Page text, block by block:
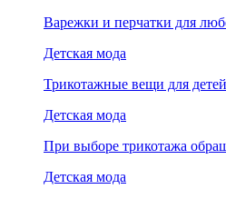
Варежки и перчатки для
Детская мода
Трикотажные вещи для
Детская мода
При выборе трикотажа
Детская мода